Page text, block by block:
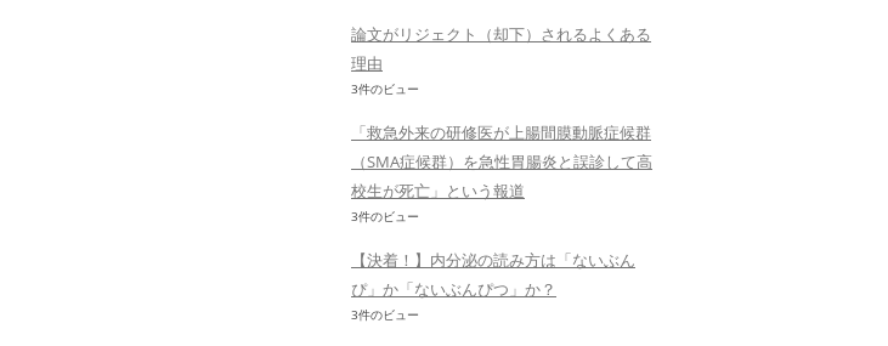
論文がリジェクト（却下）されるよくある
理由
3件のビュー
「救急外来の研修医が上腸間膜動脈症候群
（SMA症候群）を急性胃腸炎と誤診して高
校生が死亡」という報道
3件のビュー
【決着！】内分泌の読み方は「ないぶん
ぴ」か「ないぶんぴつ」か？
3件のビュー